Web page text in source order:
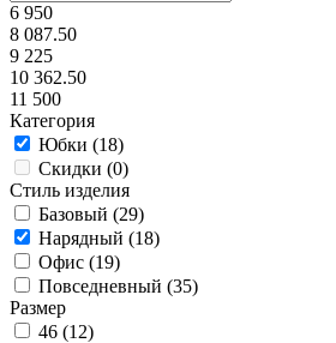
6 950
8 087.50
9 225
10 362.50
11 500
Категория
Юбки (18)
Скидки (0)
Стиль изделия
Базовый (29)
Нарядный (18)
Офис (19)
Повседневный (35)
Размер
46 (12)